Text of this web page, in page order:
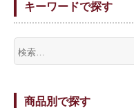
キーワードで探す
商品別で探す